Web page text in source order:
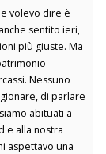
volevo dire è
sentito ieri,
più giuste. Ma
Nessuno
di parlare
abituati a
e alla nostra
aspettavo una